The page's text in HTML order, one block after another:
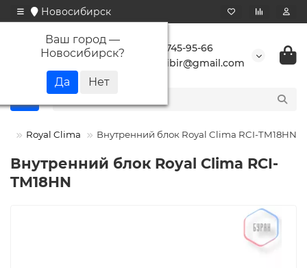
Новосибирск
Ваш город —
Новосибирск?
+7 923 745-95-66
buransibir@gmail.com
Royal Clima Внутренний блок Royal Clima RCI-TM18HN
Внутренний блок Royal Clima RCI-
TM18HN